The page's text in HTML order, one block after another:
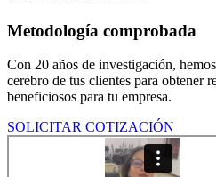
Metodología comprobada
Con 20 años de investigación,
cerebro de tus clientes para obtener
beneficiosos para tu empresa.
SOLICITAR COTIZACIÓN